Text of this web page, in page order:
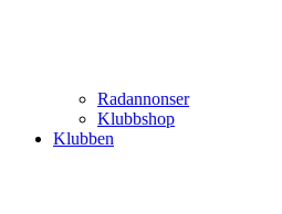
Radannonser
Klubbshop
Klubben